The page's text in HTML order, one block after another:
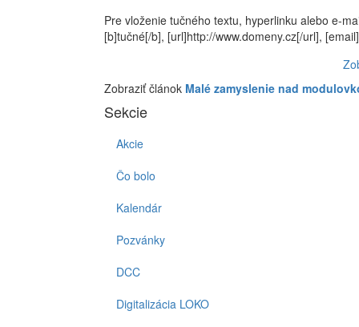
Pre vloženie tučného textu, hyperlinku alebo e-
[b]tučné[/b], [url]http://www.domeny.cz[/url],
Zobraziť článok Malé zamyslenie nad
Sekcie
Akcie
Čo bolo
Kalendár
Pozvánky
DCC
Digitalizácia LOKO